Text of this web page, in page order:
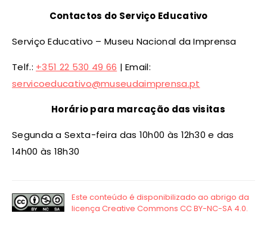
Contactos do Serviço Educativo
Serviço Educativo – Museu Nacional da Imprensa
Telf.: +351 22 530 49 66 | Email:
servicoeducativo@museudaimprensa.pt
Horário para marcação das visitas
Segunda a Sexta-feira das 10h00 às 12h30 e das
14h00 às 18h30